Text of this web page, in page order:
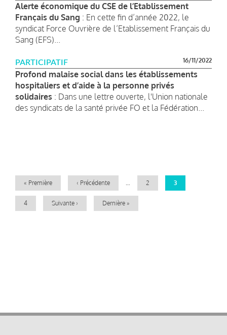
Alerte économique du CSE de l’Etablissement
Français du Sang : En cette fin d’année 2022, le
syndicat Force Ouvrière de l’Etablissement Français du
Sang (EFS)...
PARTICIPATIF 16/11/2022
Profond malaise social dans les établissements
hospitaliers et d’aide à la personne privés
solidaires : Dans une lettre ouverte, l'Union nationale
des syndicats de la santé privée FO et la Fédération...
Première
« Première
Page
‹ Précédente Page
2
Page
3
Page
4
Page
Suivante ›
Dernière
Dernière »